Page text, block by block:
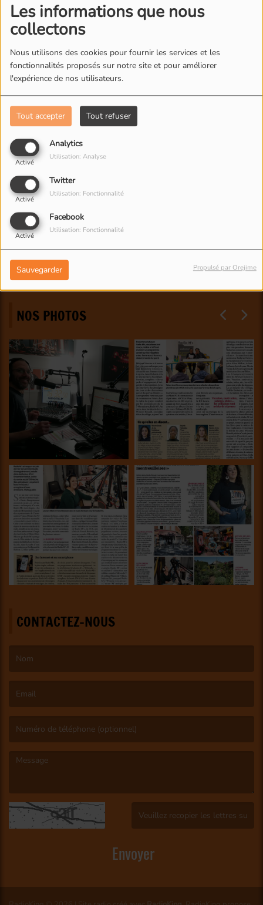
Les informations que nous
collectons
Nous utilisons des cookies pour fournir les services et les
fonctionnalités proposés sur notre site et pour améliorer
l'expérience de nos utilisateurs.
Tout accepter Tout refuser
Analytics
Activé
Utilisation: Analyse
Twitter
Activé
Utilisation: Fonctionnalité
Facebook
Activé
Utilisation: Fonctionnalité
Sauvegarder Propulsé par Orejime
NOS PHOTOS
CONTACTEZ-NOUS
Envoyer